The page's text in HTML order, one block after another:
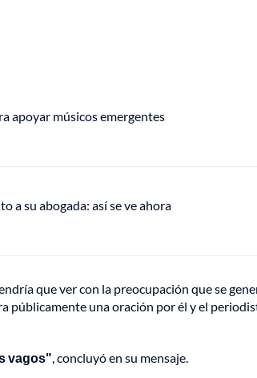
apoyar músicos emergentes
a su abogada: así se ve ahora
que ver con la preocupación que se
públicamente una oración por él y el
vagos", concluyó en su mensaje.